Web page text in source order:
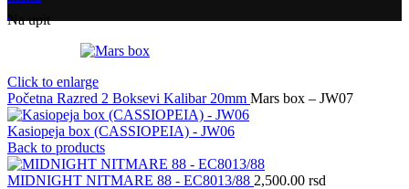
Na upit
Click to enlarge
Početna Razred 2 Boksevi Kalibar 20mm Mars box – JW07
Kasiopeja box (CASSIOPEIA) - JW06
Back to products
MIDNIGHT NITMARE 88 - EC8013/88 2,500.00 rsd